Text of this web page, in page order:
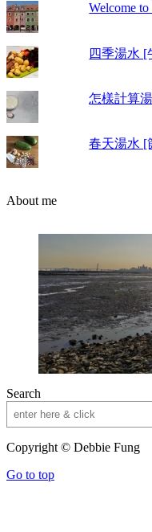
Welcome
四季湯水
怎樣計算
春天湯水 [
About me
Search
Copyright © Debbie Fung
Go to top